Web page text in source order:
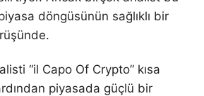
döngüsünün sağlıklı bir
“il Capo Of Crypto” kısa
piyasada güçlü bir